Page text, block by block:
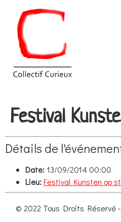
Festival
Détails de
Date:13/09/2014 00:00
Lieu:Festival Kunsten op
© 2022 Tous Droits Réservé